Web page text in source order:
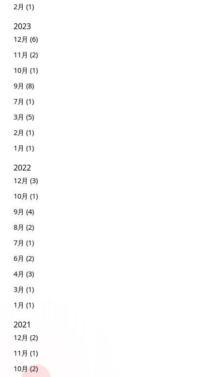
2月 (1)
2023
12月 (6)
11月 (2)
10月 (1)
9月 (8)
7月 (1)
3月 (5)
2月 (1)
1月 (1)
2022
12月 (3)
10月 (1)
9月 (4)
8月 (2)
7月 (1)
6月 (2)
4月 (3)
3月 (1)
1月 (1)
2021
12月 (2)
11月 (1)
10月 (2)